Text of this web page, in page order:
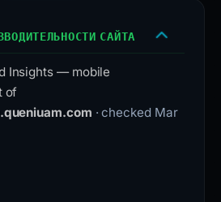
САЙТА
Insights — mobile
of
· checked Mar